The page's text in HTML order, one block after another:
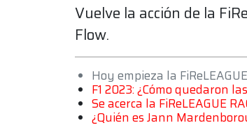
Vuelve la acción de la
Flow.
Hoy empieza la
F1 2023: ¿Cómo quedaron
Se acerca la FiReLEAGUE
¿Quién es Jann